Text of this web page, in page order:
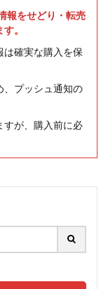
報をせどり・転売
。
は確実な購入を保
、プッシュ通知の
すが、購入前に必